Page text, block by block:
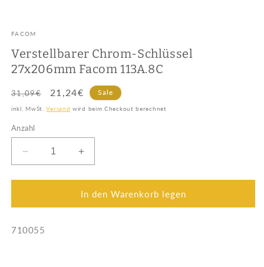
FACOM
Verstellbarer Chrom-Schlüssel
27x206mm Facom 113A.8C
Normaler
Preis
31,09€ Verkaufspreis
21,24€ Sale
inkl. MwSt.Versand wird beim Checkout berechnet
Anzahl
Verringere
die
Menge
Verstellbarer
Schlüssel
Erhöhe
die
Menge
für
Verstellbarer
In den Warenkorb legen
SKU:
710055